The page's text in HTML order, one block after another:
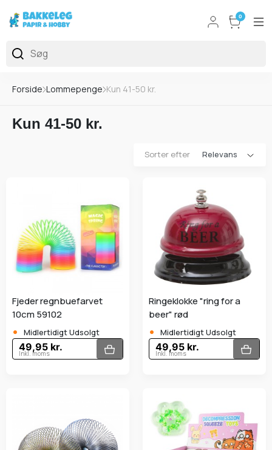
0
Forside Lommepenge Kun 41-50 kr.
Kun 41-50 kr.
Sorter efter
Fjeder regnbuefarvet
10cm 59102
• Midlertidigt Udsolgt
49,95 kr.
Inkl. moms
Ringeklokke "ring for a
beer" rød
• Midlertidigt Udsolgt
49,95 kr.
Inkl. moms